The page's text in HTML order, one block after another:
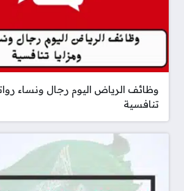
وظائف الرياض اليوم رجال ونساء
تنافسية